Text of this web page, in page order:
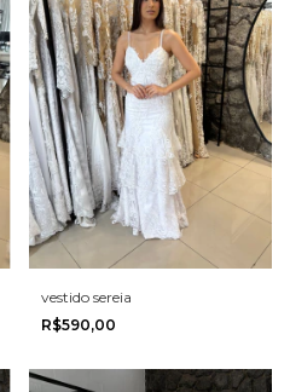
vestido sereia
R$590,00